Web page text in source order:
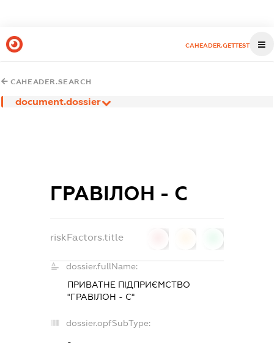
CAHEADER.GETTEST
CAHEADER.SEARCH
document.dossier
ГРАВІЛОН - С
riskFactors.title
dossier.fullName:
ПРИВАТНЕ ПІДПРИЄМСТВО
"ГРАВІЛОН - С"
dossier.opfSubType:
-